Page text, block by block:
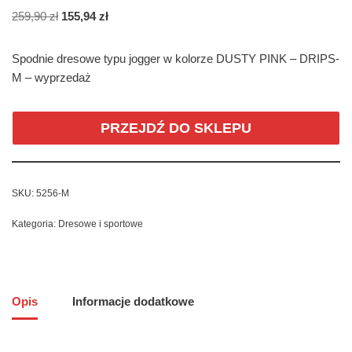
259,90zł 155,94zł
Spodnie dresowe typu jogger w kolorze DUSTY PINK – DRIPS-
M – wyprzedaż
PRZEJDŹ DO SKLEPU
SKU: 5256-M
Kategoria: Dresowe i sportowe
Opis Informacje dodatkowe